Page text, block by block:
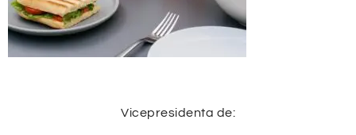
Vicepresidenta de: